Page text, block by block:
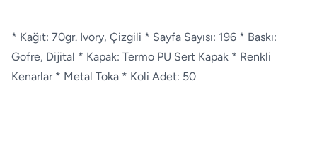
* Kağıt: 70gr. Ivory, Çizgili * Sayfa Sayısı: 196 * Baskı:
Gofre, Dijital * Kapak: Termo PU Sert Kapak * Renkli
Kenarlar * Metal Toka * Koli Adet: 50